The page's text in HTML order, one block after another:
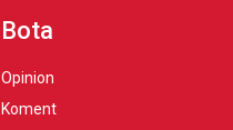
Bota
Opinion
Koment